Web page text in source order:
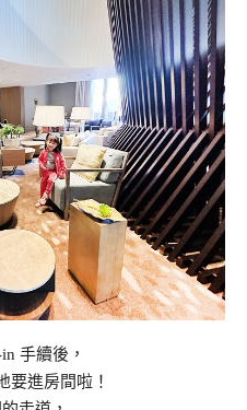
手續後，
要進房間啦！